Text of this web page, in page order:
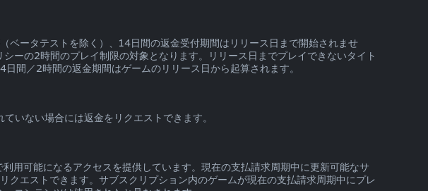
ータテストを除く）、14日間の返金受付期間はリリース日まで開始されませ
ーの2時間のプレイ制限の対象となります。リリース日までプレイできないタイト
間／2時間の返金期間はゲームのリリース日から起算されます。
いない場合には返金をリクエストできます。
用可能になるアクセスを提供しています。現在の支払請求周期中に更新可能なサ
エストできます。サブスクリプション内のゲームが現在の支払請求周期中にプレ